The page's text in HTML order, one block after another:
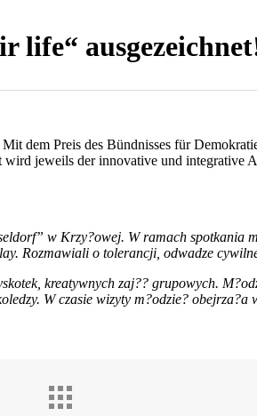
life“
dem Preis des Bündnisses für
jeweils der innovative und integrative
w Krzy?owej. W ramach spotkania
Rozmawiali o tolerancji, odwadze
kreatywnych zaj?? grupowych.
W czasie wizyty m?odzie? obejrza?a